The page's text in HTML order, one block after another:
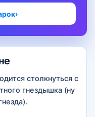
столкнуться с
гнездышка (ну
›